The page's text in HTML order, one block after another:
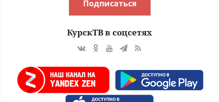
Подписаться
КурскТВ в соцсетях